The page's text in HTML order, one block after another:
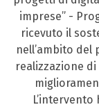
imprese” -
ricevuto il
nell’ambito del
realizzazione